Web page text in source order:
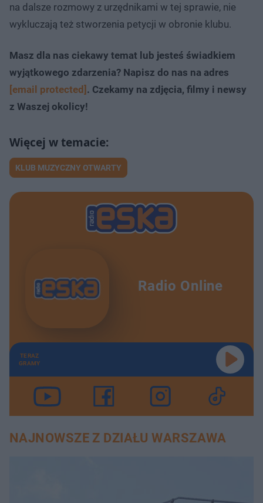
na dalsze rozmowy z urzędnikami w tej sprawie, nie
wykluczają też stworzenia petycji w obronie klubu.
Masz dla nas ciekawy temat lub jesteś świadkiem
wyjątkowego zdarzenia? Napisz do nas na adres
[email protected] . Czekamy na zdjęcia, filmy i newsy
z Waszej okolicy!
KLUB MUZYCZNY OTWARTY
Radio Online
TERAZ
GRAMY
NAJNOWSZE Z DZIAŁU WARSZAWA